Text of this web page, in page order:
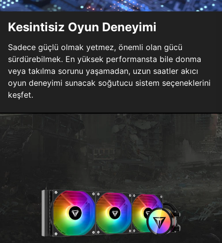
Kesintisiz Oyun Deneyimi
Sadece güçlü olmak yetmez, önemli olan gücü
sürdürebilmek. En yüksek performansta bile donma
veya takılma sorunu yaşamadan, uzun saatler akıcı
oyun deneyimi sunacak soğutucu sistem seçeneklerini
keşfet.